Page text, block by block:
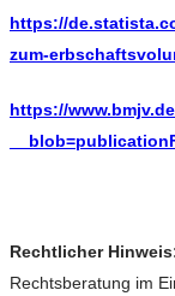
https://
zum-
https://
Rechtlicher
Rechtsberatung im